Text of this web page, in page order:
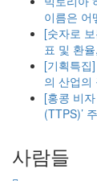
이름은 어
[숫자로
표 및 환
[기획특집
의 산업의
[홍콩 비
(TTPS)’
사람들